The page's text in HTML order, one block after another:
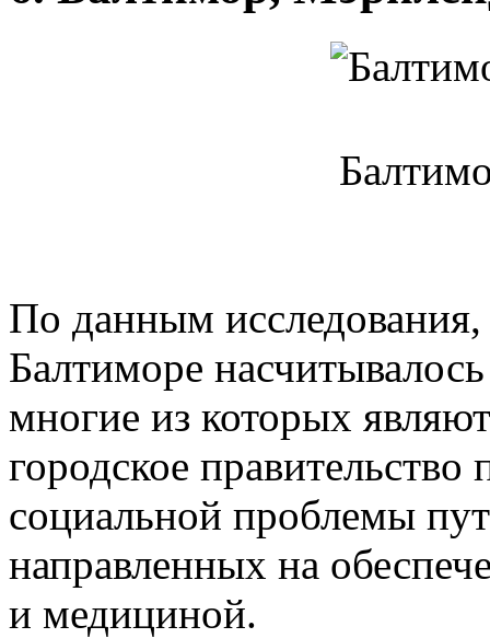
По данным исследования,
Балтиморе
многие из которых
городское
социальной проблемы
направленных на
и медициной.